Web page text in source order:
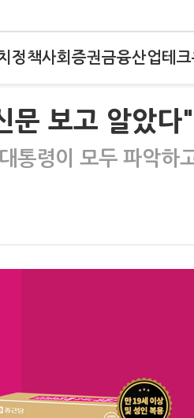
정책사회 증권금융산업테크
문 보고 알았다"
통령이 모두 파악하